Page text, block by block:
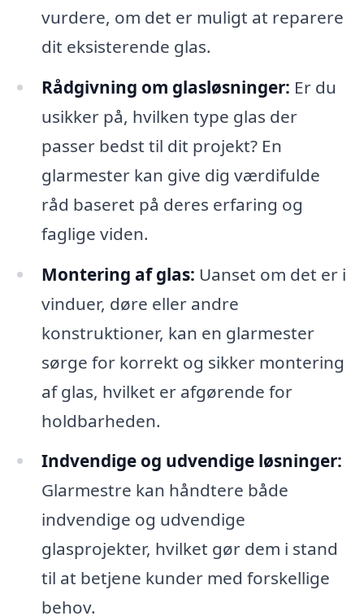
vurdere, om det er muligt at reparere
dit eksisterende glas.
Rådgivning om glasløsninger: Er du
usikker på, hvilken type glas der
passer bedst til dit projekt? En
glarmester kan give dig værdifulde
råd baseret på deres erfaring og
faglige viden.
Montering af glas: Uanset om det er i
vinduer, døre eller andre
konstruktioner, kan en glarmester
sørge for korrekt og sikker montering
af glas, hvilket er afgørende for
holdbarheden.
Indvendige og udvendige løsninger:
Glarmestre kan håndtere både
indvendige og udvendige
glasprojekter, hvilket gør dem i stand
til at betjene kunder med forskellige
behov.